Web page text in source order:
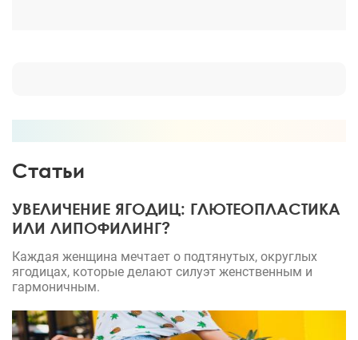
Статьи
УВЕЛИЧЕНИЕ ЯГОДИЦ: ГЛЮТЕОПЛАСТИКА
ИЛИ ЛИПОФИЛИНГ?
Каждая женщина мечтает о подтянутых, округлых
ягодицах, которые делают силуэт женственным и
гармоничным.